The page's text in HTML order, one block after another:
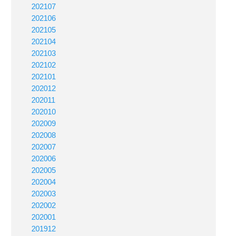
202107
202106
202105
202104
202103
202102
202101
202012
202011
202010
202009
202008
202007
202006
202005
202004
202003
202002
202001
201912